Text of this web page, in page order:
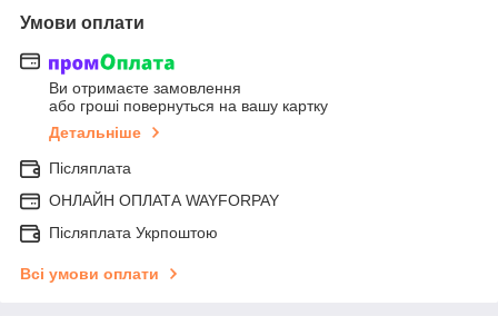
Умови оплати
Ви отримаєте замовлення
або гроші повернуться на вашу картку
Детальніше
Післяплата
ОНЛАЙН ОПЛАТА WAYFORPAY
Післяплата Укрпоштою
Всі умови оплати